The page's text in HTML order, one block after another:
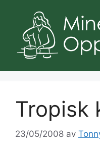
innhold
Tropisk
23/05/2008 av